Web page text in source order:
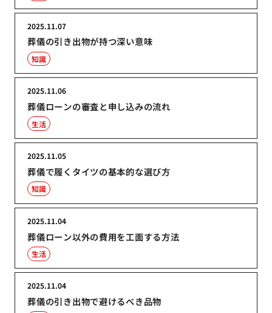
葬儀の引き出物が持つ深い意味
2025.11.07
知識
葬儀ローンの審査と申し込みの流れ
2025.11.06
生活
葬儀で履くタイツの基本的な選び方
2025.11.05
知識
葬儀ローン以外の費用を工面する方法
2025.11.04
生活
葬儀の引き出物で避けるべき品物
2025.11.04